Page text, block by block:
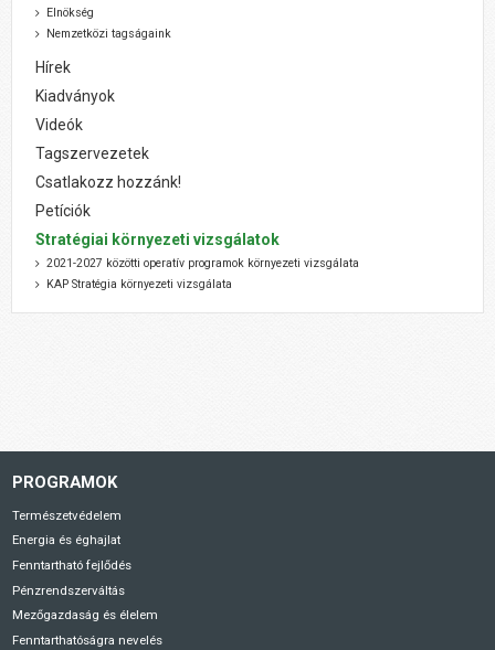
Elnökség
Nemzetközi tagságaink
Hírek
Kiadványok
Videók
Tagszervezetek
Csatlakozz hozzánk!
Petíciók
Stratégiai környezeti vizsgálatok
2021-2027 közötti operatív programok környezeti vizsgálata
KAP Stratégia környezeti vizsgálata
PROGRAMOK
Természetvédelem
Energia és éghajlat
Fenntartható fejlődés
Pénzrendszerváltás
Mezőgazdaság és élelem
Fenntarthatóságra nevelés